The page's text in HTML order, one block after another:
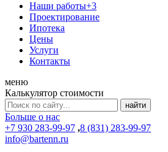
Наши работы+3
Проектирование
Ипотека
Цены
Услуги
Контакты
меню
Калькулятор стоимости
Больше о нас
+7 930 283-99-97 ,8 (831) 283-99-97
info@bartenn.ru